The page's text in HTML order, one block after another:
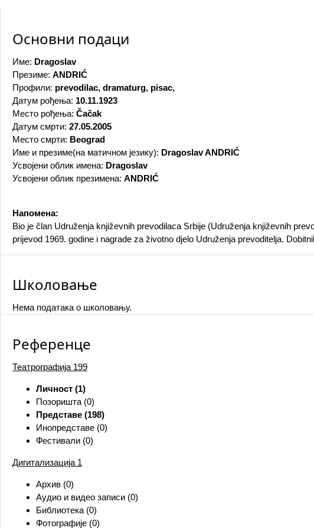
Основни подаци
Име: Dragoslav
Презиме: ANDRIĆ
Профили: prevodilac, dramaturg, pisac,
Датум рођења: 10.11.1923
Место рођења: Čačak
Датум смрти: 27.05.2005
Место смрти: Beograd
Име и презиме(на матичном језику): Dragoslav ANDRIĆ
Усвојени облик имена: Dragoslav
Усвојени облик презимена: ANDRIĆ
Напомена:
Bio je član Udruženja književnih prevodilaca Srbije (Udruženja književnih
prijevod 1969. godine i nagrade za životno djelo Udruženja prevoditelja.
Школовање
Нема података о школовању.
Референце
Театрографија 199
Личност (1)
Позоришта (0)
Представе (198)
Инопредставе (0)
Фестивали (0)
Дигитализација 1
Архив (0)
Аудио и видео записи (0)
Библиотека (0)
Фотографије (0)